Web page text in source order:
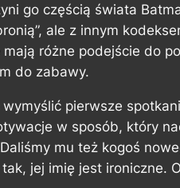
go częścią świata
ale z innym
różne podejście do
do zabawy.
wymyślić pierwsze
w sposób, który
mu też kogoś
jej imię jest ironiczne.